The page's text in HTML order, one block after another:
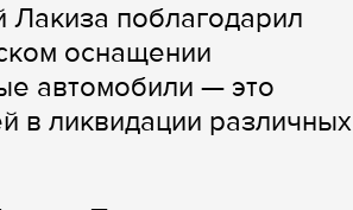
поблагодарил
оснащении
автомобили — это
в ликвидации различных